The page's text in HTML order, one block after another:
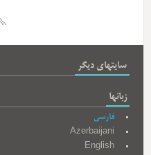
سایتهای دیگر
زبانها
فارسی
Azerbaijani
English